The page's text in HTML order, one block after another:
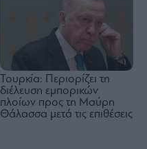
Τουρκία: Περιορίζει τη
διέλευση εμπορικών
πλοίων προς τη Μαύρη
Θάλασσα μετά τις επιθέσεις